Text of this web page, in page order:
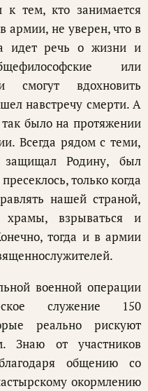
тем, кто занимается
армии, не уверен, что в
идет речь о жизни и
или
смогут вдохновить
навстречу смерти. А
было на протяжении
Всегда рядом с теми,
Родину, был
только когда
нашей страной,
храмы, взрываться и
тогда и в армии
военной операции
служение 150
реально рискуют
Знаю от участников
общению со
окормлению